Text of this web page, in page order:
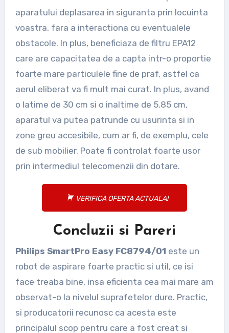
aparatului deplasarea in siguranta prin locuinta
voastra, fara a interactiona cu eventualele
obstacole. In plus, beneficiaza de filtru EPA12
care are capacitatea de a capta intr-o proportie
foarte mare particulele fine de praf, astfel ca
aerul eliberat va fi mult mai curat. In plus, avand
o latime de 30 cm si o inaltime de 5.85 cm,
aparatul va putea patrunde cu usurinta si in
zone greu accesibile, cum ar fi, de exemplu, cele
de sub mobilier. Poate fi controlat foarte usor
prin intermediul telecomenzii din dotare.
VERIFICA OFERTA ACTUALA!
Concluzii si Pareri
Philips SmartPro Easy FC8794/01 este un
robot de aspirare foarte practic si util, ce isi
face treaba bine, insa eficienta cea mai mare am
observat-o la nivelul suprafetelor dure. Practic,
si producatorii recunosc ca acesta este
principalul scop pentru care a fost creat si